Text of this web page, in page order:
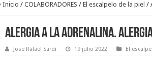
Inicio / COLABORADORES / El escalpelo de la piel /
Alergia a la adrenalina.
Jose Rafael Sardi 19 julio 2022 El